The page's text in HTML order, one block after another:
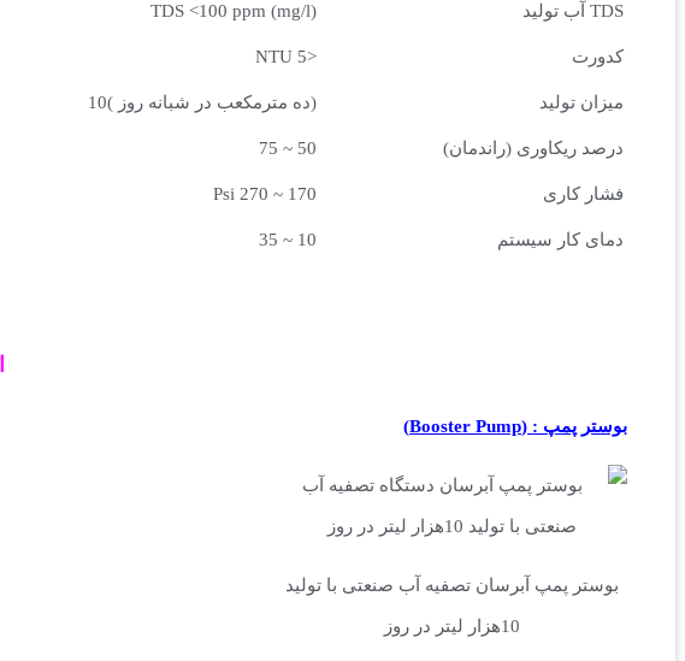
TDS آب تولید TDS <100 ppm (mg/l)
کدورت <5 NTU
میزان تولید (ده مترمکعب در شبانه روز )10
درصد ریکاوری (راندمان) 50 ~ 75
فشار کاری 170 ~ 270 Psi
دمای کار سیستم 10 ~ 35
بوستر پمپ : (Booster Pump)
بوستر پمپ آبرسان تصفیه آب صنعتی با تولید
10هزار لیتر در روز